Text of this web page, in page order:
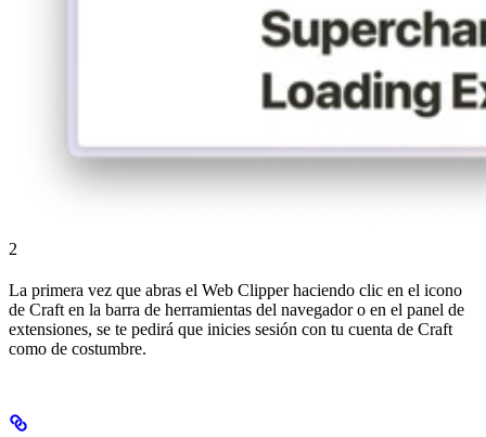
2
La primera vez que abras el Web Clipper haciendo clic en el icono
de Craft en la barra de herramientas del navegador o en el panel de
extensiones, se te pedirá que inicies sesión con tu cuenta de Craft
como de costumbre.